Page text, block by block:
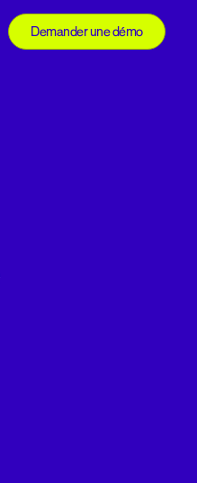
Demander une démo